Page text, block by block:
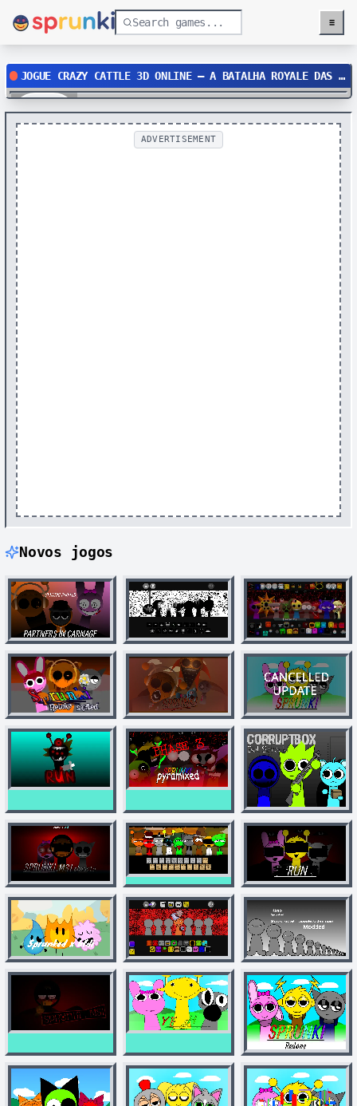
Menu
≡
JOGUE CRAZY CATTLE 3D ONLINE – A BATALHA ROYALE DAS OVELHAS SELVAGENS!
Play
ADVERTISEMENT
Novos jogos